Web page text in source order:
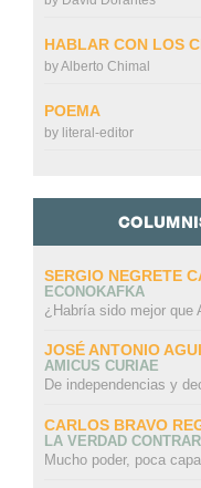
HABLAR CON LOS
byAlberto Chimal
POEMA
by literal-editor
SERGIO NEGRETE
ECONOKAFKA
¿Habría sido mejor que
JOSÉ ANTONIO
AMICUS CURIAE
De independencias y
CARLOS BRAVO
LA VERDAD
Mucho poder, poca